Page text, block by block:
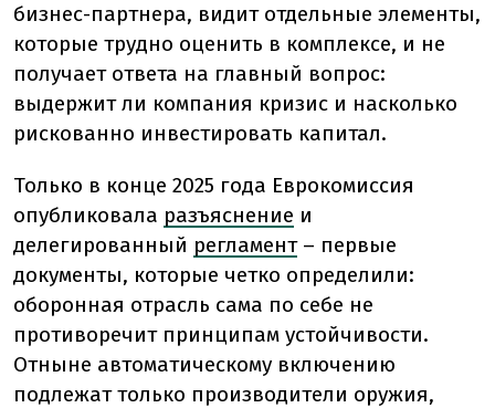
бизнес-партнера, видит отдельные элементы,
которые трудно оценить в комплексе, и не
получает ответа на главный вопрос:
выдержит ли компания кризис и насколько
рискованно инвестировать капитал.
Только в конце 2025 года Еврокомиссия
опубликовала разъяснение и
делегированный регламент – первые
документы, которые четко определили:
оборонная отрасль сама по себе не
противоречит принципам устойчивости.
Отныне автоматическому включению
подлежат только производители оружия,